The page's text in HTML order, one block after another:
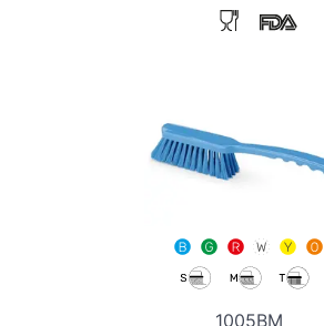
1005BM